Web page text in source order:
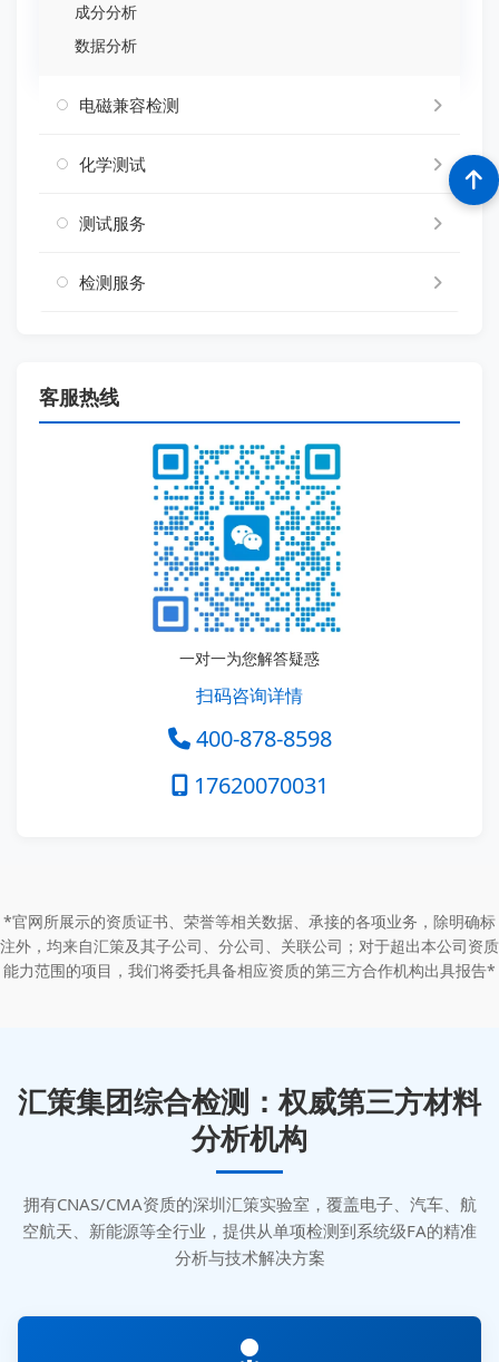
成分分析
数据分析
电磁兼容检测
化学测试
测试服务
检测服务
客服热线
一对一为您解答疑惑
扫码咨询详情
400-878-8598
17620070031
*官网所展示的资质证书、荣誉等相关数据、承接的各项业务，除明确标
注外，均来自汇策及其子公司、分公司、关联公司；对于超出本公司资质
能力范围的项目，我们将委托具备相应资质的第三方合作机构出具报告*
汇策集团综合检测：权威第三方材料
分析机构
拥有CNAS/CMA资质的深圳汇策实验室，覆盖电子、汽车、航
空航天、新能源等全行业，提供从单项检测到系统级FA的精准
分析与技术解决方案